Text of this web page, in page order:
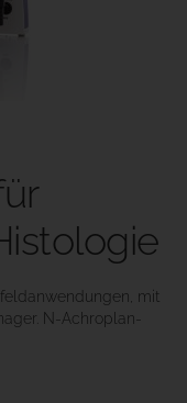
mit
N-Achroplan-